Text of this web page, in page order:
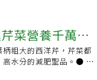
，拿出來直接下鍋烹調即
冷藏：去除葉片後，以
冷凍：去除葉片及根部
YA - 農糧署》臉書粉絲
的維生素A含量，比起一
油菜含有100多毫克的
。&amp;nbsp;川七有化
低毛細血管的通血性，
「雲南白藥」為例，就
4茶匙作法：1. 粉絲煮
，剪小段，瀝乾水分。
狀或細絲，以原鍋的水
辣椒切細絲，香菜切
低、纖維細緻。產季：5
至11月用法：常用於料
量較多，則可去皮後切
性：纖維粗、耐保存。
後刷去表面沙土，放置
菜營養千萬別
粗大的西洋芹，芹菜都
高水分的減肥聖品。● 富